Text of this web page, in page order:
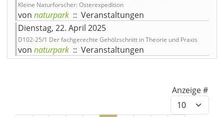
Kleine Naturforscher: Osterexpedition
von naturpark :: Veranstaltungen
Dienstag, 22. April 2025
D102-25/1 Der fachgerechte Gehölzschnitt in Theorie und Praxis
von naturpark :: Veranstaltungen
Anzeige #